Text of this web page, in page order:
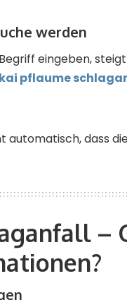
werden
eingeben,
kai pflaume
automatisch, dass
–